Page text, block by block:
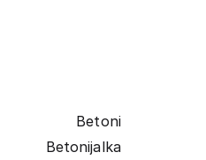
Betoni
Betonijalka